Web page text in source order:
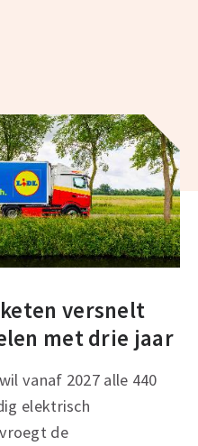
versnelt
met drie jaar
vanaf 2027 alle 440
elektrisch
de